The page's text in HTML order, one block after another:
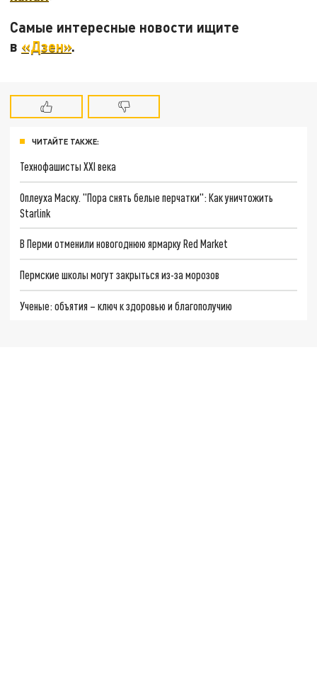
Самые интересные новости ищите
в «Дзен».
ЧИТАЙТЕ ТАКЖЕ:
Технофашисты XXI века
Оплеуха Маску. "Пора снять белые перчатки": Как уничтожить
Starlink
В Перми отменили новогоднюю ярмарку Red Market
Пермские школы могут закрыться из-за морозов
Ученые: объятия – ключ к здоровью и благополучию